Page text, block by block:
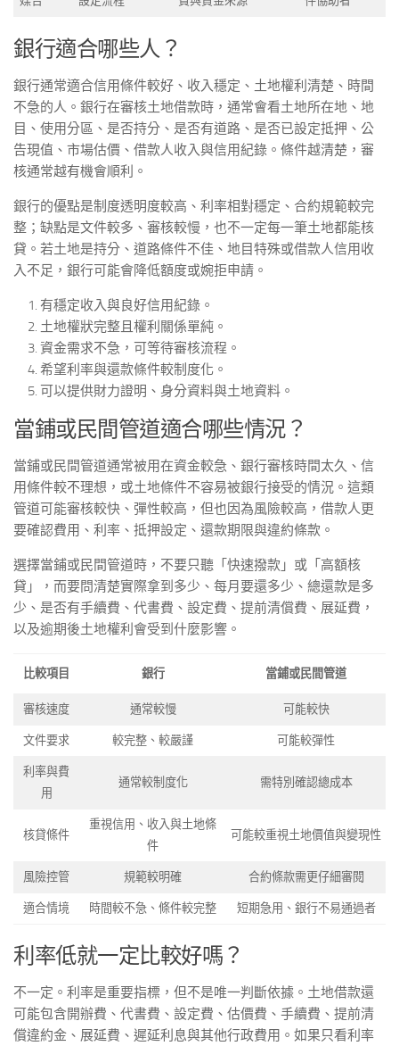
銀行適合哪些人？
銀行通常適合信用條件較好、收入穩定、土地權利清楚、時間
不急的人。銀行在審核土地借款時，通常會看土地所在地、地
目、使用分區、是否持分、是否有道路、是否已設定抵押、公
告現值、市場估價、借款人收入與信用紀錄。條件越清楚，審
核通常越有機會順利。
銀行的優點是制度透明度較高、利率相對穩定、合約規範較完
整；缺點是文件較多、審核較慢，也不一定每一筆土地都能核
貸。若土地是持分、道路條件不佳、地目特殊或借款人信用收
入不足，銀行可能會降低額度或婉拒申請。
有穩定收入與良好信用紀錄。
土地權狀完整且權利關係單純。
資金需求不急，可等待審核流程。
希望利率與還款條件較制度化。
可以提供財力證明、身分資料與土地資料。
當鋪或民間管道適合哪些情況？
當鋪或民間管道通常被用在資金較急、銀行審核時間太久、信
用條件較不理想，或土地條件不容易被銀行接受的情況。這類
管道可能審核較快、彈性較高，但也因為風險較高，借款人更
要確認費用、利率、抵押設定、還款期限與違約條款。
選擇當鋪或民間管道時，不要只聽「快速撥款」或「高額核
貸」，而要問清楚實際拿到多少、每月要還多少、總還款是多
少、是否有手續費、代書費、設定費、提前清償費、展延費，
以及逾期後土地權利會受到什麼影響。
比較項目 銀行 當鋪或民間管道
審核速度 通常較慢 可能較快
文件要求 較完整、較嚴謹 可能較彈性
利率與費
用
通常較制度化 需特別確認總成本
核貸條件
重視信用、收入與土地條
件
可能較重視土地價值與變現性
風險控管 規範較明確 合約條款需更仔細審閱
適合情境 時間較不急、條件較完整 短期急用、銀行不易通過者
利率低就一定比較好嗎？
不一定。利率是重要指標，但不是唯一判斷依據。土地借款還
可能包含開辦費、代書費、設定費、估價費、手續費、提前清
償違約金、展延費、遲延利息與其他行政費用。如果只看利率